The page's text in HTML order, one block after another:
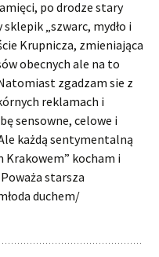
po drodze stary
sklepik „szwarc, mydło i
Krupnicza, zmieniająca
obecnych ale na to
zgadzam sie z
reklamach i
sensowne, celowe i
każdą sentymentalną
Krakowem” kocham i
starsza
duchem/